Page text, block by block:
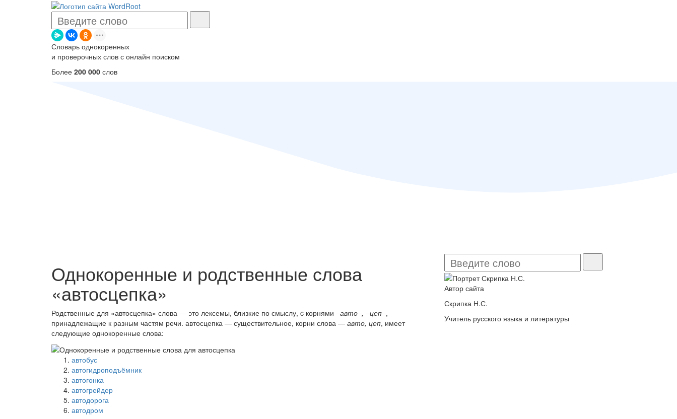
Словарь однокоренных
и проверочных слов с онлайн поиском
Более 200 000 слов
Однокоренные и родственные слова
«автосцепка»
Родственные для «автосцепка» слова — это лексемы, близкие по смыслу, c корнями –авто–, –цеп–,
принадлежащие к разным частям речи. автосцепка — существительное, корни слова — авто, цеп, имеет
следующие однокоренные слова:
автобус
автогидроподъёмник
автогонка
автогрейдер
автодорога
автодром
Автор сайта
Скрипка Н.С.
Учитель русского языка и литературы